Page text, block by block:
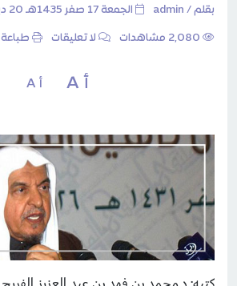
بقلم / admin الجمعة 17 صفر 1435هـ 20 ديسمبر 2013م
لا تعليقات طباعة
أ A أ A